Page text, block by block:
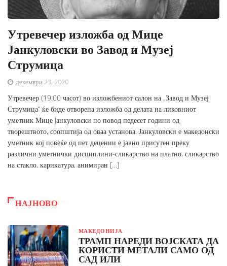
Утревечер изложба од Мице
Јанкуловски во Завод и Музеј
Струмица
декември 23, 2020
Утревечер (19:00 часот) во изложбениот салон на „Завод и Музеј
Струмица“ ќе биде отворена изложба од делата на ликовниот
уметник Мице Jанкуловски по повод педесет години од
творештвото, соопштија од оваа установа. Јанкуловски е македонски
уметник кој повеќе од пет децении е јавно присутен преку
различни уметнички дисциплини-сликарство на платно, сликарство
на стакло, карикатура, анимиран […]
НАЈНОВО
МАКЕДОНИЈА
ТРАМП НАРЕДИ ВОЈСКАТА ДА
КОРИСТИ МЕТАЛИ САМО ОД
САД ИЛИ